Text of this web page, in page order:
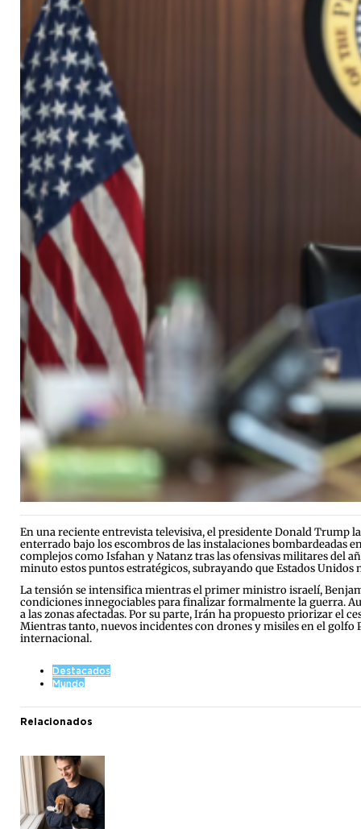
En una reciente entrevista televisiva, el presidente Donald Trump
enterrado bajo los escombros de las instalaciones bombardeadas
complejos como Isfahan y Natanz tras las ofensivas militares del
minuto estos puntos estratégicos, subrayando que Estados
La tensión se intensifica mientras el primer ministro israelí,
condiciones innegociables para finalizar formalmente la guerra.
a las zonas afectadas. Por su parte, Irán ha propuesto priorizar el
Mientras tanto, nuevos incidentes con drones y misiles en el
internacional.
Destacados
Mundo
Relacionados